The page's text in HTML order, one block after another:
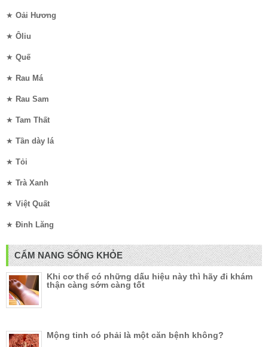
★ Oải Hương
★ Ôliu
★ Quế
★ Rau Má
★ Rau Sam
★ Tam Thất
★ Tần dày lá
★ Tỏi
★ Trà Xanh
★ Việt Quất
★ Đinh Lăng
CẨM NANG SỐNG KHỎE
Khi cơ thể có những dấu hiệu này thì hãy đi khám
thận càng sớm càng tốt
Mộng tinh có phải là một căn bệnh không?